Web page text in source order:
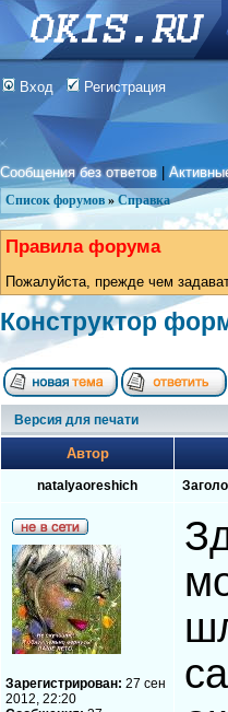
Вход Регистрация
Сообщения без ответов |
Список форумов » Справка
Правила форума
Пожалуйста, прежде чем
Конструктор
Версия для печати
Автор
natalyaoreshich
Зарегистрирован: 27 сен
2012, 22:20